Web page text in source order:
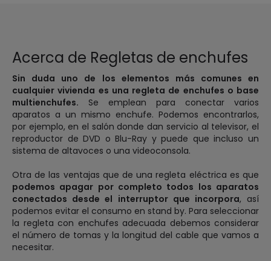
Acerca de Regletas de enchufes
Sin duda uno de los elementos más comunes en
cualquier vivienda es una regleta de enchufes o base
multienchufes. Se emplean para conectar varios
aparatos a un mismo enchufe. Podemos encontrarlos,
por ejemplo, en el salón donde dan servicio al televisor, el
reproductor de DVD o Blu-Ray y puede que incluso un
sistema de altavoces o una videoconsola.
Otra de las ventajas que de una regleta eléctrica es que
podemos apagar por completo todos los aparatos
conectados desde el interruptor que incorpora, así
podemos evitar el consumo en stand by. Para seleccionar
la regleta con enchufes adecuada debemos considerar
el número de tomas y la longitud del cable que vamos a
necesitar.